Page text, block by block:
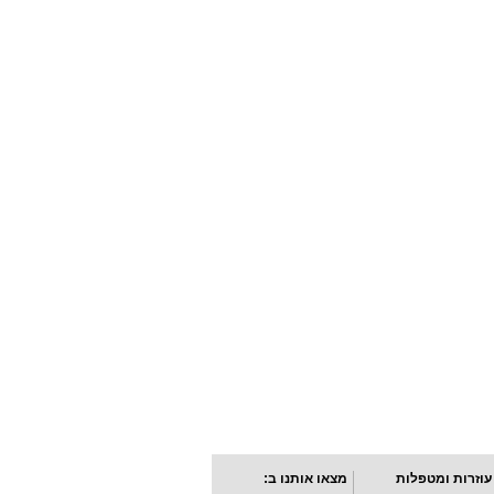
עוזרות ומטפלות מצאו אותנו ב: